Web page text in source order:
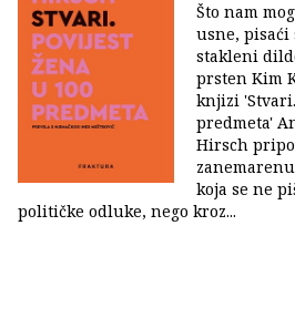
Što nam
usne,
stakleni
prsten Kim
knjizi
predmeta'
Hirsch
koja se ne
političke odluke, nego kroz...